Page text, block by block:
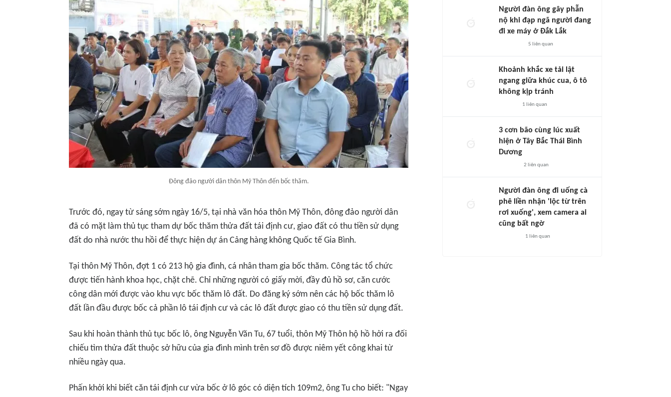
Đông đảo người dân thôn Mỹ Thôn đến bốc thăm.
Trước đó, ngay từ sáng sớm ngày 16/5, tại nhà văn hóa thôn Mỹ Thôn, đông đảo người dân
đã có mặt làm thủ tục tham dự bốc thăm thửa đất tái định cư, giao đất có thu tiền sử dụng
đất do nhà nước thu hồi để thực hiện dự án Cảng hàng không Quốc tế Gia Bình.
Tại thôn Mỹ Thôn, đợt 1 có 213 hộ gia đình, cá nhân tham gia bốc thăm. Công tác tổ chức
được tiến hành khoa học, chặt chẽ. Chỉ những người có giấy mời, đầy đủ hồ sơ, căn cước
công dân mới được vào khu vực bốc thăm lô đất. Do đăng ký sớm nên các hộ bốc thăm lô
đất lần đầu được bốc cả phần lô tái định cư và các lô đất được giao có thu tiền sử dụng đất.
Sau khi hoàn thành thủ tục bốc lô, ông Nguyễn Văn Tu, 67 tuổi, thôn Mỹ Thôn hộ hồ hởi ra đối
chiếu tìm thửa đất thuộc sở hữu của gia đình mình trên sơ đồ được niêm yết công khai từ
nhiều ngày qua.
Phấn khởi khi biết căn tái định cư vừa bốc ở lô góc có diện tích 109m2, ông Tu cho biết: "Ngay
Người đàn ông gây phẫn
nộ khi đạp ngã người đang
đi xe máy ở Đắk Lắk
5 liên quan
Khoảnh khắc xe tải lật
ngang giữa khúc cua, ô tô
không kịp tránh
1 liên quan
3 cơn bão cùng lúc xuất
hiện ở Tây Bắc Thái Bình
Dương
2 liên quan
Người đàn ông đi uống cà
phê liền nhận 'lộc từ trên
rơi xuống', xem camera ai
cũng bất ngờ
1 liên quan